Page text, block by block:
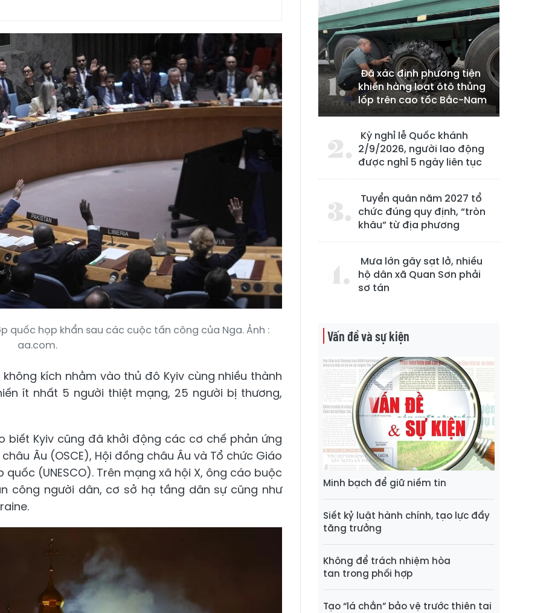
quốc họp khẩn sau các cuộc tấn công của Nga. Ảnh :
aa.com.
kích nhằm vào thủ đô Kyiv cùng nhiều thành
ít nhất 5 người thiệt mạng, 25 người bị thương,
biết Kyiv cũng đã khởi động các cơ chế phản ứng
Âu (OSCE), Hội đồng châu Âu và Tổ chức Giáo
(UNESCO). Trên mạng xã hội X, ông cáo buộc
công người dân, cơ sở hạ tầng dân sự cũng như
Đã xác định phương tiện
khiến hàng loạt ôtô thủng
lốp trên cao tốc Bắc-Nam
Kỳ nghỉ lễ Quốc khánh
2/9/2026, người lao động
được nghỉ 5 ngày liên tục
Tuyển quân năm 2027 tổ
chức đúng quy định, “tròn
khâu” từ địa phương
Mưa lớn gây sạt lở, nhiều
hộ dân xã Quan Sơn phải
sơ tán
Vấn đề và sự kiện
Minh bạch để giữ niềm tin
Siết kỷ luật hành chính, tạo lực đẩy
tăng trưởng
Không để trách nhiệm hòa
tan trong phối hợp
Tạo “lá chắn” bảo vệ trước thiên tai